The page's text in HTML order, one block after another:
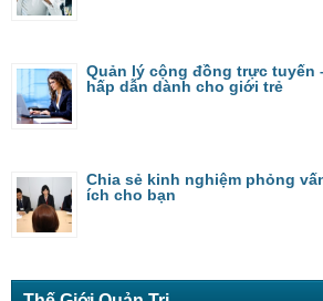
Quản lý cộng đồng trực tuyến
hấp dẫn dành cho giới trẻ
Chia sẻ kinh nghiệm phỏng
ích cho bạn